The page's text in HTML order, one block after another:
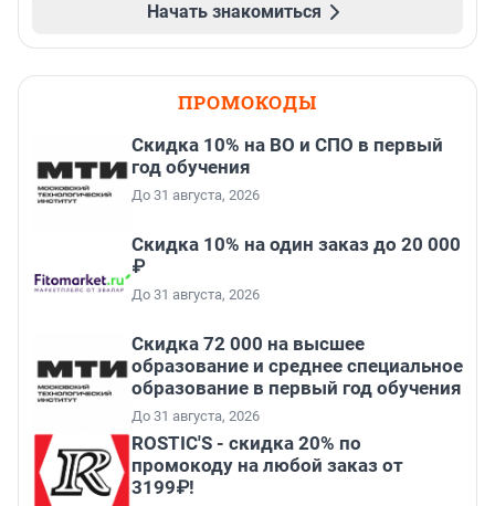
Начать знакомиться
ПРОМОКОДЫ
Скидка 10% на ВО и СПО в первый
год обучения
До 31 августа, 2026
Скидка 10% на один заказ до 20 000
₽
До 31 августа, 2026
Скидка 72 000 на высшее
образование и среднее специальное
образование в первый год обучения
До 31 августа, 2026
ROSTIC'S - скидка 20% по
промокоду на любой заказ от
3199₽!